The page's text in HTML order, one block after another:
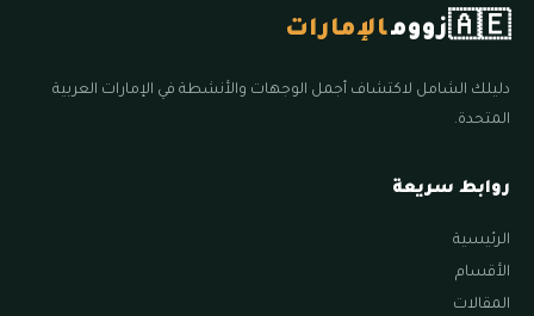
🇦🇪زوومالإمارات
دليلك الشامل لاكتشاف أجمل الوجهات والأنشطة في الإمارات العربية
المتحدة.
روابط سريعة
الرئيسية
الأقسام
المقالات